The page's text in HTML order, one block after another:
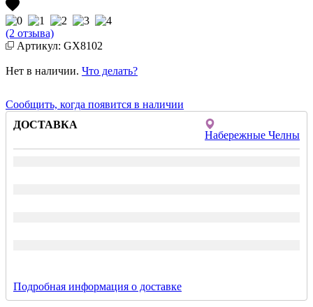
(2 отзыва)
Артикул: GX8102
Нет в наличии. Что делать?
Сообщить, когда появится в наличии
ДОСТАВКА
Набережные Челны
Подробная информация о доставке